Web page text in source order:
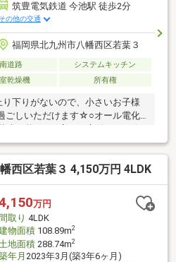
筑豊電気鉄道 今池駅 徒歩2分
その他の交通
福岡県北九州市八幡西区若葉３
南道路
システムキッチン
乾燥機 所有権
下りがないので、小さいお子様
ごしいただけます☆○オール電化
キューも楽しめますね○キッチン
すお子様を見守れる間取りです☆
しいポイントですね○閑静な住宅
○今池駅まで徒歩２分！交通の利
ンストップサービス】・当社在籍
に関するエキスパート！・物件購
見積り♪
西区若葉３ 4,150万円 4LDK
万円
間取り 4LDK
物面積108.89m2
土地面積288.74m2
年月 2023年3月(築3年6ヶ月)